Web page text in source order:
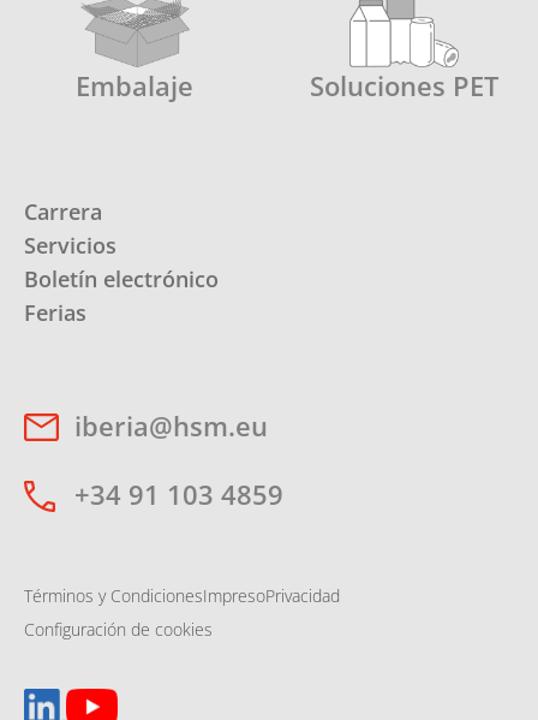
Embalaje Soluciones PET
Carrera
Servicios
Boletín electrónico
Ferias
iberia@hsm.eu
+34 91 103 4859
Términos y CondicionesImpresoPrivacidad
Configuración de cookies